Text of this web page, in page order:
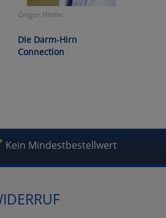
Gregor Hasler:
Die Darm-Hirn
Connection
Kein Mindestbestellwert